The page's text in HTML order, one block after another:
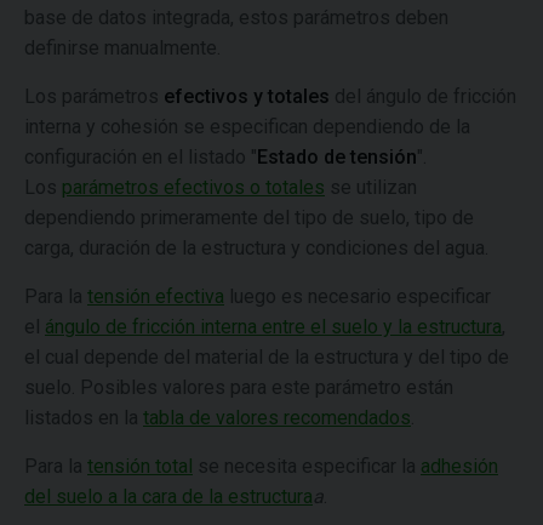
base de datos integrada, estos parámetros deben
definirse manualmente.
Los parámetros efectivos y totales del ángulo de fricción
interna y cohesión se especifican dependiendo de la
configuración en el listado "Estado de tensión".
Los parámetros efectivos o totales se utilizan
dependiendo primeramente del tipo de suelo, tipo de
carga, duración de la estructura y condiciones del agua.
Para la tensión efectiva luego es necesario especificar
el ángulo de fricción interna entre el suelo y la estructura,
el cual depende del material de la estructura y del tipo de
suelo. Posibles valores para este parámetro están
listados en la tabla de valores recomendados
Para la tensión total se necesita especificar la adhesión
del suelo a la cara de la estructuraa